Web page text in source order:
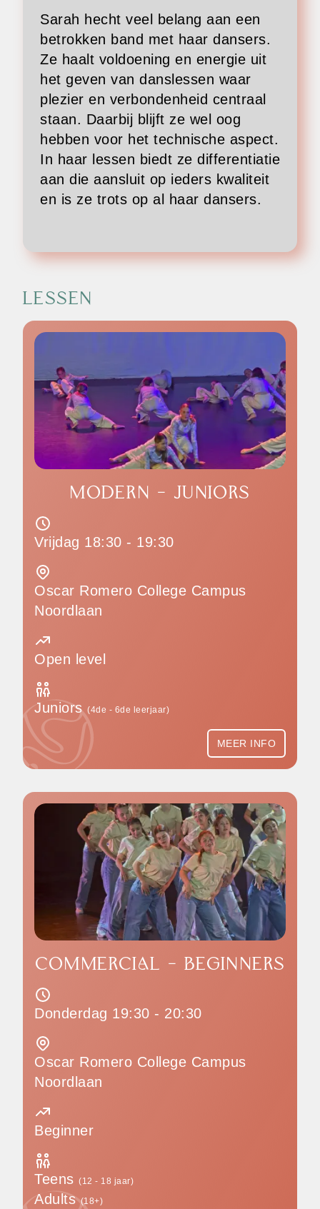
Sarah hecht veel belang aan een
betrokken band met haar dansers.
Ze haalt voldoening en energie uit
het geven van danslessen waar
plezier en verbondenheid centraal
staan. Daarbij blijft ze wel oog
hebben voor het technische aspect.
In haar lessen biedt ze differentiatie
aan die aansluit op ieders kwaliteit
en is ze trots op al haar dansers.
LESSEN
MODERN - JUNIORS
Vrijdag 18:30 - 19:30
Oscar Romero College Campus
Noordlaan
Open level
Juniors (4de - 6de leerjaar)
MEER INFO
COMMERCIAL - BEGINNERS
Donderdag 19:30 - 20:30
Oscar Romero College Campus
Noordlaan
Beginner
Teens (12 - 18 jaar)
Adults(18+)